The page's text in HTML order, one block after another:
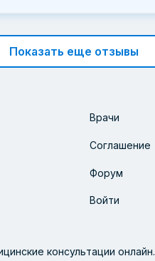
Показать еще отзывы
Врачи
Соглашение
Форум
Войти
консультации онлайн.